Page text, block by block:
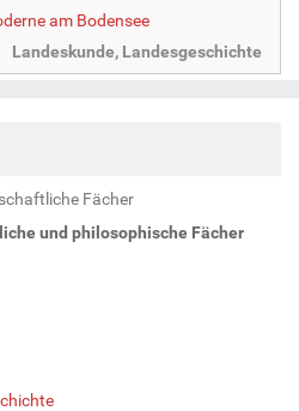
am Bodensee
Landeskunde, Landesgeschichte
Fächer
und philosophische Fächer